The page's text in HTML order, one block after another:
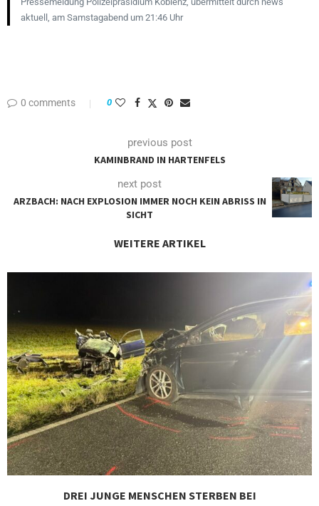
aktuell, am Samstagabend um 21:46 Uhr
0 comments 0
previous post
KAMINBRAND IN HARTENFELS
next post
ARZBACH: NACH EXPLOSION IMMER NOCH KEIN ABRISS IN
SICHT
WEITERE ARTIKEL
DREI JUNGE MENSCHEN STERBEN BEI